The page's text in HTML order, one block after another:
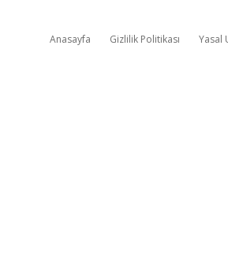
Anasayfa Gizlilik Politikası Yasal